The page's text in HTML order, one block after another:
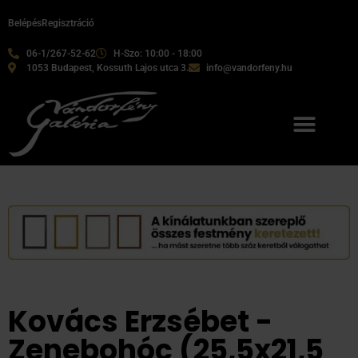
06-1/267-52-62
H-Szo: 10:00 - 18:00
1053 Budapest, Kossuth Lajos utca 3.
info@vandorfeny.hu
BelépésRegisztráció
Kovács Erzsébet -